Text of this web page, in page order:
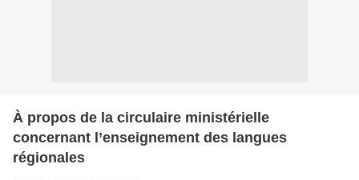
À propos de la circulaire ministérielle
concernant l’enseignement des langues
régionales